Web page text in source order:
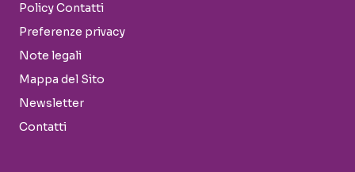
Policy Contatti
Preferenze privacy
Note legali
Mappa del Sito
Newsletter
Contatti